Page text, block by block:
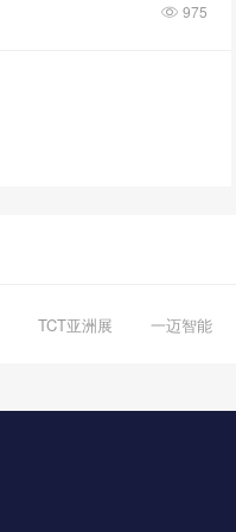
975
TCT亚洲展 一迈智能